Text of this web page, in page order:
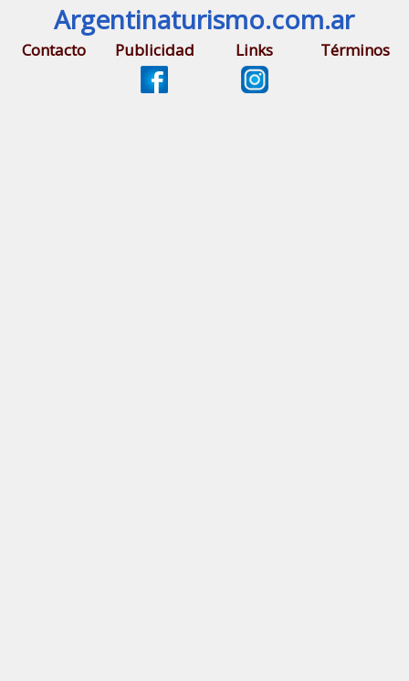
Argentinaturismo.com.ar
Contacto Publicidad Links Términos